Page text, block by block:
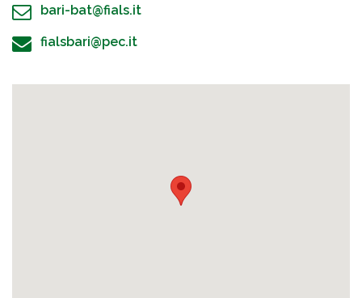
bari-bat@fials.it
fialsbari@pec.it